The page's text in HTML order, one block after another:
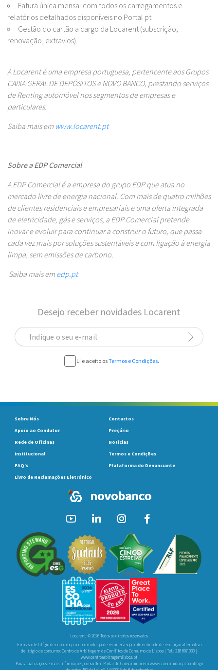
Fatura única mensal com todos os carregamentos e
relatórios detalhados disponíveis no Portal pt.
Gestão do cartão a cargo da Locarent (subscrição,
renovação, extravios).
A Locarent é uma empresa portuguesa, pertencente aos Grupos
CAIXA GERAL DE DEPÓSITOS e NOVO BANCO, prestando serviços
de Renting automóvel nos segmentos de empresas e
particulares.
Saiba mais em www.locarent.pt
Sobre a EDP Comercial
A EDP Comercial é a empresa do grupo EDP que atua no
mercado livre de energia nacional. Com mais de quatro milhões
de clientes residenciais e empresariais e uma oferta integrada
de eletricidade, gás e serviços, a EDP Comercial pretende
inovar e evoluir para continuar a construir o futuro, que passa
cada vez mais por soluções sustentáveis e com ligação à energia
limpa, sem emissões de carbono.
Saiba mais em edp.pt
Desejo receber novidades Locarent
Indique o seu e-mail
Li e aceito osTermos e Condições.
Sobre Nós
Contactos
Apoio ao Condutor
Preçário
Rede de Oficinas
Notícias
Institucional
Termos e Condições
FAQ's
Plataforma do Denunciante
Livro de Reclamações Eletrónico
Locarent, © 2026 Todos os direitos reservados
Em caso de litígio de consumo, o consumidor pode recorrer à seguinte entidade de resolução alternativa
de litígio de consumo: Centro de Arbitragem de Conflitos de Consumo de Lisboa | Tel.: 218 807 030 |
www.centroarbitragemlisboa.pt
Para atualizações e mais informações, consulte o Portal do Consumidor emwww.consumidor.ptao abrigo